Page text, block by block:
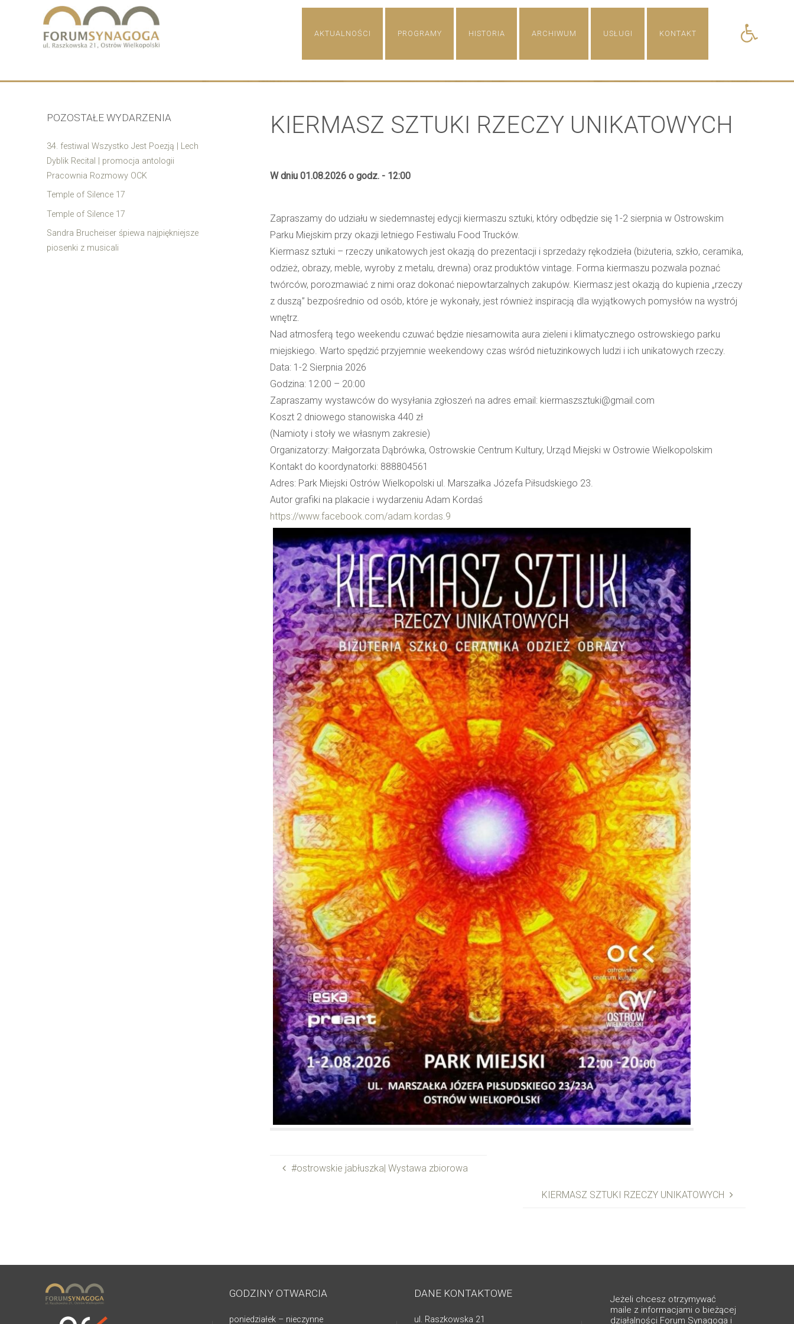
Open
content
AKTUALNOŚCI PROGRAMY HISTORIA ARCHIWUM USŁUGI KONTAKT
KIERMASZ SZTUKI RZECZY UNIKATOWYCH
W dniu 01.08.2026 o godz. - 12:00
Zapraszamy do udziału w siedemnastej edycji kiermaszu sztuki, który odbędzie się 1-2 sierpnia w Ostrowskim
Parku Miejskim przy okazji letniego Festiwalu Food Trucków.
Kiermasz sztuki – rzeczy unikatowych jest okazją do prezentacji i sprzedaży rękodzieła (biżuteria, szkło, ceramika,
odzież, obrazy, meble, wyroby z metalu, drewna) oraz produktów vintage. Forma kiermaszu pozwala poznać
twórców, porozmawiać z nimi oraz dokonać niepowtarzalnych zakupów. Kiermasz jest okazją do kupienia „rzeczy
z duszą” bezpośrednio od osób, które je wykonały, jest również inspiracją dla wyjątkowych pomysłów na wystrój
wnętrz.
Nad atmosferą tego weekendu czuwać będzie niesamowita aura zieleni i klimatycznego ostrowskiego parku
miejskiego. Warto spędzić przyjemnie weekendowy czas wśród nietuzinkowych ludzi i ich unikatowych rzeczy.
Data: 1-2 Sierpnia 2026
Godzina: 12:00 – 20:00
Zapraszamy wystawców do wysyłania zgłoszeń na adres email: kiermaszsztuki@gmail.com
Koszt 2 dniowego stanowiska 440 zł
(Namioty i stoły we własnym zakresie)
Organizatorzy: Małgorzata Dąbrówka, Ostrowskie Centrum Kultury, Urząd Miejski w Ostrowie Wielkopolskim
Kontakt do koordynatorki: 888804561
Adres: Park Miejski Ostrów Wielkopolski ul. Marszałka Józefa Piłsudskiego 23.
Autor grafiki na plakacie i wydarzeniu Adam Kordaś
https://www.facebook.com/adam.kordas.9
#ostrowskie jabłuszka| Wystawa zbiorowa
KIERMASZ SZTUKI RZECZY UNIKATOWYCH
POZOSTAŁE WYDARZENIA
34. festiwal Wszystko Jest Poezją | Lech
Dyblik Recital | promocja antologii
Pracownia Rozmowy OCK
Temple of Silence 17
Temple of Silence 17
Sandra Brucheiser śpiewa najpiękniejsze
piosenki z musicali
GODZINY OTWARCIA
poniedziałek – nieczynne
DANE KONTAKTOWE
ul. Raszkowska 21
Jeżeli chcesz otrzymywać
maile z informacjami o bieżącej
działalności Forum Synagoga i